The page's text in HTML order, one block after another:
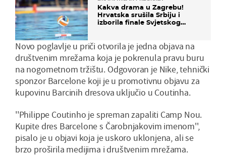
Kakva drama u Zagrebu!
Hrvatska srušila Srbiju i
izborila finale Svjetskog
Novo poglavlje u priči otvorila je jedna objava na
društvenim mrežama koja je pokrenula pravu buru
na nogometnom tržištu. Odgovoran je Nike, tehnički
sponzor Barcelone koji je u promotivnu objavu za
kupovinu Barcinih dresova uključio u Coutinha.
''Philippe Coutinho je spreman zapaliti Camp Nou.
Kupite dres Barcelone s Čarobnjakovim imenom'',
pisalo je u objavi koja je uskoro uklonjena, ali se
brzo proširila medijima i društvenim mrežama.